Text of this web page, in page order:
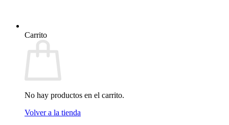
Carrito
No hay productos en el carrito.
Volver a la tienda